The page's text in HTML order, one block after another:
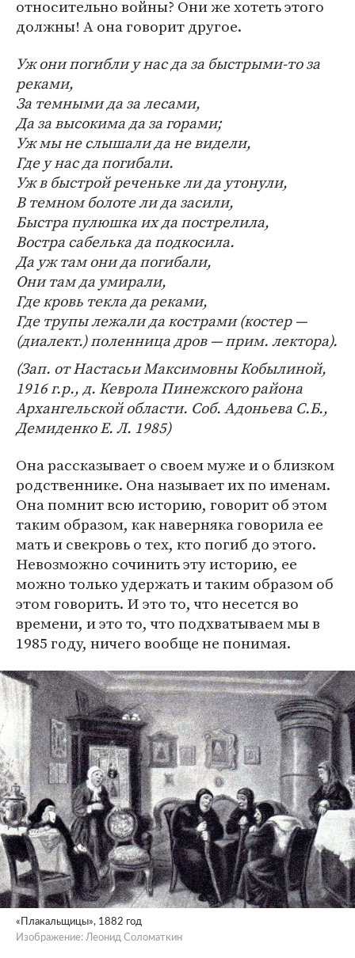
относительно войны? Они же хотеть этого
должны! А она говорит другое.
Уж они погибли у нас да за быстрыми-то за
реками,
За темными да за лесами,
Да за высокима да за горами;
Уж мы не слышали да не видели,
Где у нас да погибали.
Уж в быстрой реченьке ли да утонули,
В темном болоте ли да засили,
Быстра пулюшка их да пострелила,
Востра сабелька да подкосила.
Да уж там они да погибали,
Они там да умирали,
Где кровь текла да реками,
Где трупы лежали да кострами (костер —
(диалект.) поленница дров — прим. лектора).
(Зап. от Настасьи Максимовны Кобылиной,
1916 г.р., д. Кеврола Пинежского района
Архангельской области. Соб. Адоньева С.Б.,
Демиденко Е. Л. 1985)
Она рассказывает о своем муже и о близком
родственнике. Она называет их по именам.
Она помнит всю историю, говорит об этом
таким образом, как наверняка говорила ее
мать и свекровь о тех, кто погиб до этого.
Невозможно сочинить эту историю, ее
можно только удержать и таким образом об
этом говорить. И это то, что несется во
времени, и это то, что подхватываем мы в
1985 году, ничего вообще не понимая.
«Плакальщицы», 1882 год
Изображение: Леонид Соломаткин